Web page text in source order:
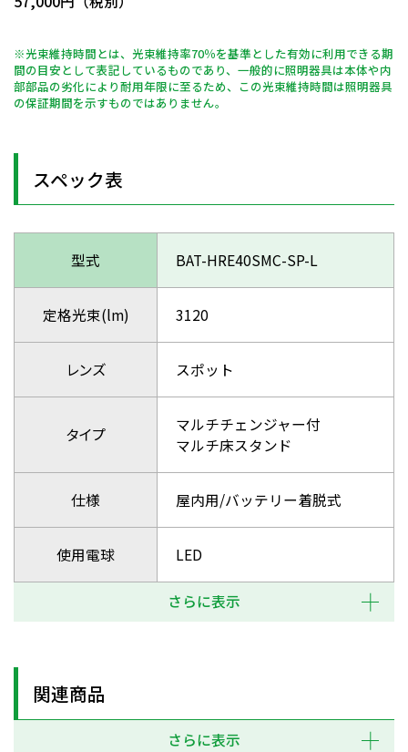
※光束維持時間とは、光束維持率70％を基準とした有効に利用できる期
間の目安として表記しているものであり、一般的に照明器具は本体や内
部部品の劣化により耐用年限に至るため、この光束維持時間は照明器具
の保証期間を示すものではありません。
スペック表
型式 BAT-HRE40SMC-SP-L
定格光束(lm) 3120
レンズ スポット
タイプ
マルチチェンジャー付
マルチ床スタンド
仕様 屋内用/バッテリー着脱式
使用電球 LED
さらに表示
関連商品
さらに表示